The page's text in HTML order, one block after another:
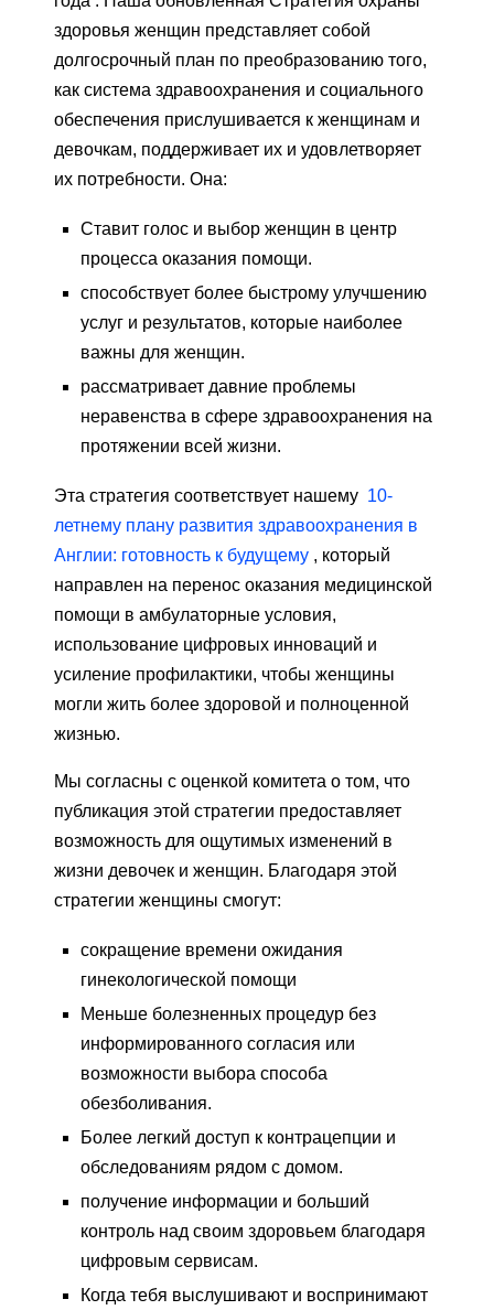
здоровья женщин представляет собой
долгосрочный план по преобразованию того,
как система здравоохранения и социального
обеспечения прислушивается к женщинам и
девочкам, поддерживает их и удовлетворяет
их потребности. Она:
Ставит голос и выбор женщин в центр
процесса оказания помощи.
способствует более быстрому улучшению
услуг и результатов, которые наиболее
важны для женщин.
рассматривает давние проблемы
неравенства в сфере здравоохранения на
протяжении всей жизни.
Эта стратегия соответствует нашему 10-
летнему плану развития здравоохранения в
Англии: готовность к будущему , который
направлен на перенос оказания медицинской
помощи в амбулаторные условия,
использование цифровых инноваций и
усиление профилактики, чтобы женщины
могли жить более здоровой и полноценной
жизнью.
Мы согласны с оценкой комитета о том, что
публикация этой стратегии предоставляет
возможность для ощутимых изменений в
жизни девочек и женщин. Благодаря этой
стратегии женщины смогут:
сокращение времени ожидания
гинекологической помощи
Меньше болезненных процедур без
информированного согласия или
возможности выбора способа
обезболивания.
Более легкий доступ к контрацепции и
обследованиям рядом с домом.
получение информации и больший
контроль над своим здоровьем благодаря
цифровым сервисам.
Когда тебя выслушивают и воспринимают